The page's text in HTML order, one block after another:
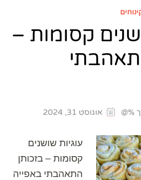
קסומות –
%@ אוגוסט 31, 2024
עוגיות שושנים
קסומות – בזכותן
התאהבתי באפייה